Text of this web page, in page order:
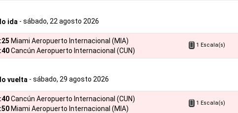
ida - sábado, 22 agosto 2026
Miami Aeropuerto Internacional (MIA)
Cancún Aeropuerto Internacional (CUN)
1 Escala(s)
vuelta - sábado, 29 agosto 2026
Cancún Aeropuerto Internacional (CUN)
Miami Aeropuerto Internacional (MIA)
1 Escala(s)